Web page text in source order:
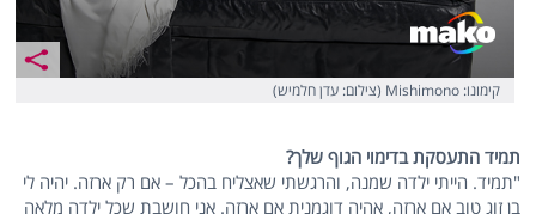
קימונו: Mishimono (צילום: עדן חלמיש)
תמיד התעסקת בדימוי הגוף שלך?
"תמיד. הייתי ילדה שמנה, והרגשתי שאצליח בהכל – אם רק ארזה. יהיה לי
בן זוג טוב אם ארזה, אהיה דוגמנית אם ארזה. אני חושבת שכל ילדה מלאה